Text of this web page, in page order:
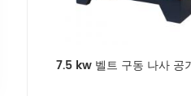
7.5 kw 벨트 구동 나사 공